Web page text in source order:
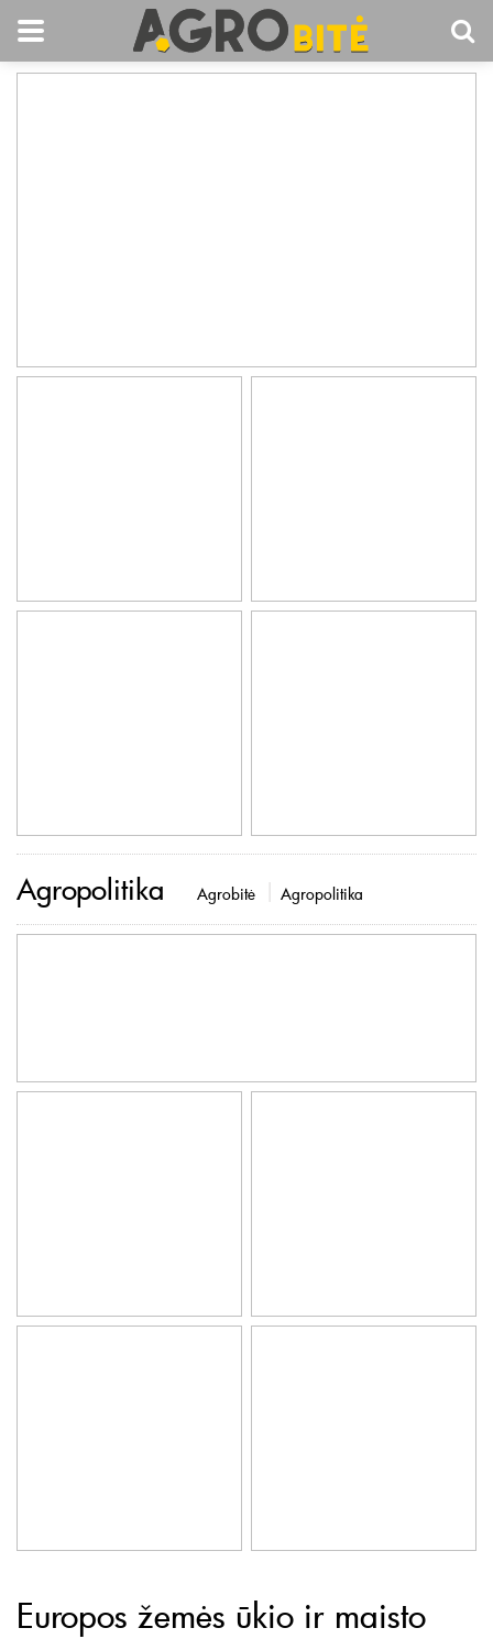
Agropolitika Agrobitė Agropolitika
Europos žemės ūkio ir maisto